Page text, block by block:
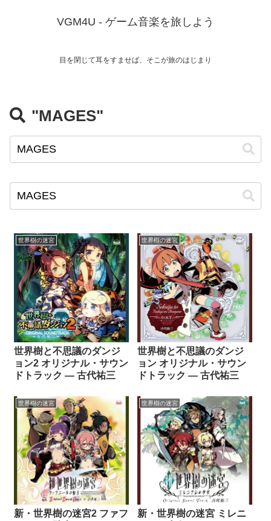
VGM4U - ゲーム音楽を旅しよう
目を閉じて耳をすませば、そこが旅のはじまり
"MAGES"
世界樹の迷宮
世界樹と不思議のダンジ
ョン2 オリジナル・サウン
ドトラック ― 古代祐三
世界樹の迷宮
世界樹と不思議のダンジ
ョン オリジナル・サウン
ドトラック ― 古代祐三
世界樹の迷宮
新・世界樹の迷宮2 ファフ
世界樹の迷宮
新・世界樹の迷宮 ミレニ